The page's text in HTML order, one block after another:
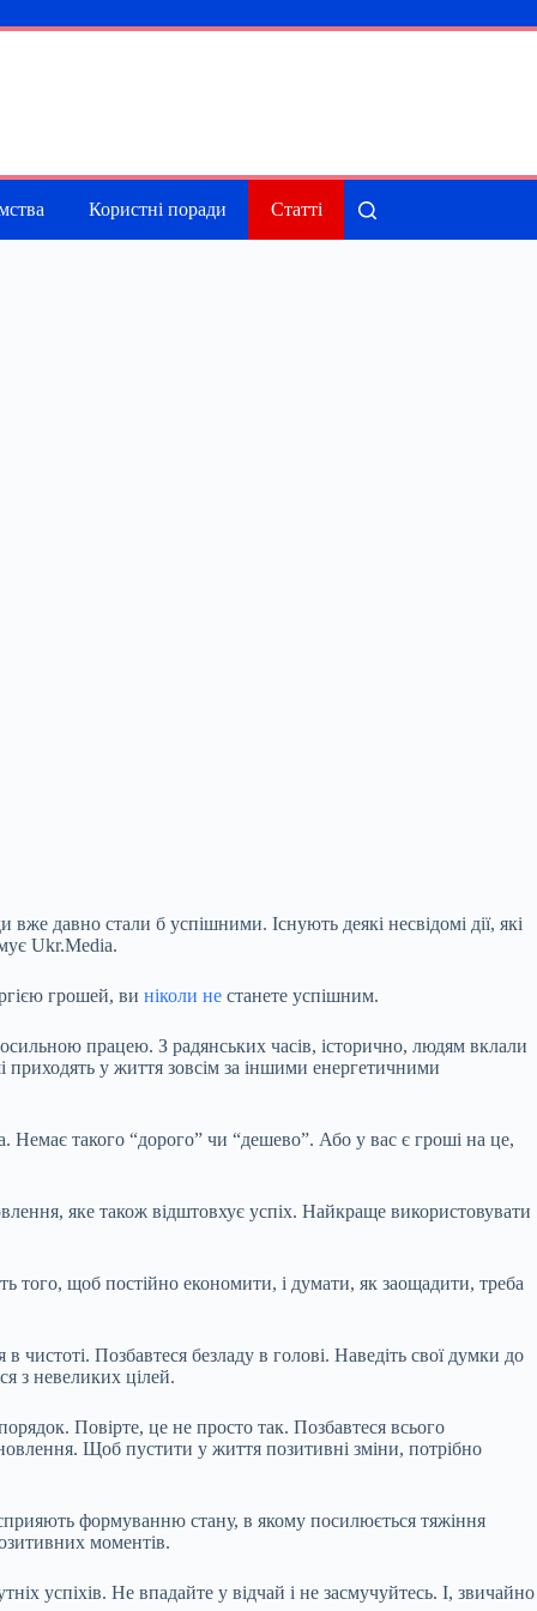
Користні поради Статті
давно стали б успішними. Існують деякі несвідомі дії, які
Ukr.Media.
грошей, ви ніколи не станете успішним.
працею. З радянських часів, історично, людям вклали
у життя зовсім за іншими енергетичними
Немає такого “дорого” чи “дешево”. Або у вас є гроші на це,
яке також відштовхує успіх. Найкраще використовувати
того, щоб постійно економити, і думати, як заощадити, треба
чистоті. Позбавтеся безладу в голові. Наведіть свої думки до
з невеликих цілей.
Повірте, це не просто так. Позбавтеся всього
Щоб пустити у життя позитивні зміни, потрібно
формуванню стану, в якому посилюється тяжіння
моментів.
успіхів. Не впадайте у відчай і не засмучуйтесь. І, звичайно